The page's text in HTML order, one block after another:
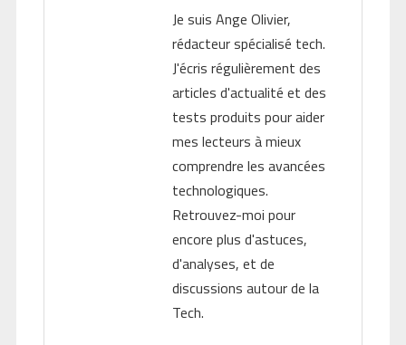
Je suis Ange Olivier,
rédacteur spécialisé tech.
J'écris régulièrement des
articles d'actualité et des
tests produits pour aider
mes lecteurs à mieux
comprendre les avancées
technologiques.
Retrouvez-moi pour
encore plus d'astuces,
d'analyses, et de
discussions autour de la
Tech.